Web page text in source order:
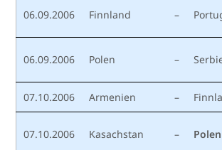
06.09.2006 Finnland –
06.09.2006 Polen –
07.10.2006 Armenien –
07.10.2006 Kasachstan – Polen